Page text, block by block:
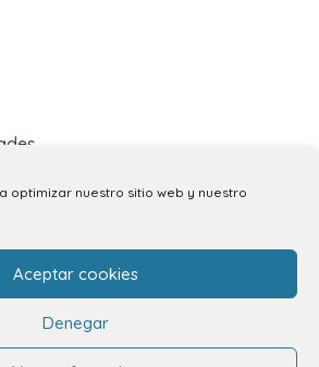
optimizar nuestro sitio web y nuestro
Aceptar cookies
Denegar